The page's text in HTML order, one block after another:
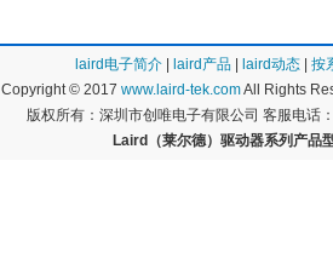
laird电子简介 laird产品 laird动态
按
Copyright © 2017 www.laird-tek.comAll Rights
版权所有：深圳市创唯电子有限公司 客服电话
Laird（莱尔德）驱动器系列产品